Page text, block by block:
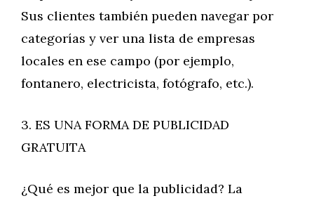
Sus clientes también pueden navegar por
categorías y ver una lista de empresas
locales en ese campo (por ejemplo,
fontanero, electricista, fotógrafo, etc.).
3. ES UNA FORMA DE PUBLICIDAD
GRATUITA
¿Qué es mejor que la publicidad? La